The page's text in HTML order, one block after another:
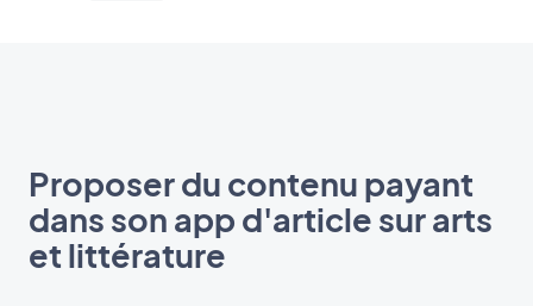
Proposer du contenu payant
dans son app d'article sur arts
et littérature